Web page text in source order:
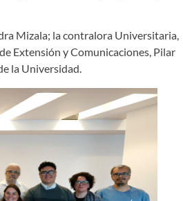
Mizala; la contralora Universitaria,
Extensión y Comunicaciones, Pilar
la Universidad.